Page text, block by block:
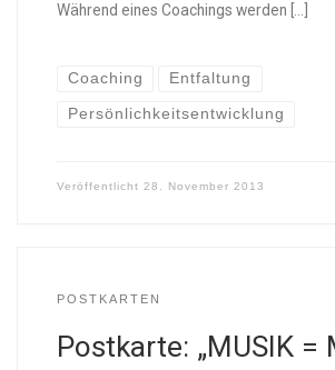
Während eines Coachings werden […]
Coaching Entfaltung
Persönlichkeitsentwicklung
Veröffentlicht 28. November 2013
POSTKARTEN
Postkarte: „MUSIK =